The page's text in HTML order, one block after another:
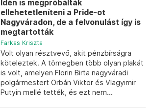
Idén is megpróbálták
ellehetetleníteni a Pride-ot
Nagyváradon, de a felvonulást így is
megtartották
Farkas Kriszta
Volt olyan résztvevő, akit pénzbírságra
köteleztek. A tömegben több olyan plakát
is volt, amelyen Florin Birta nagyváradi
polgármestert Orbán Viktor és Vlagyimir
Putyin mellé tették, és ezt nem...